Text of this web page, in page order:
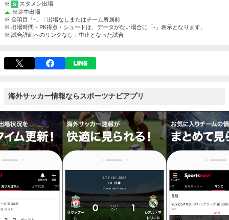
※ S
スタメン出場
※途中出場
※ 全項目「-」：出場なしまたはチーム所属前
※ 出場時間・PK得点・シュートは、データがない場合に「-」表示となります。
※ 試合詳細へのリンクなし：中止となった試合
海外サッカー情報ならスポーツナビアプリ